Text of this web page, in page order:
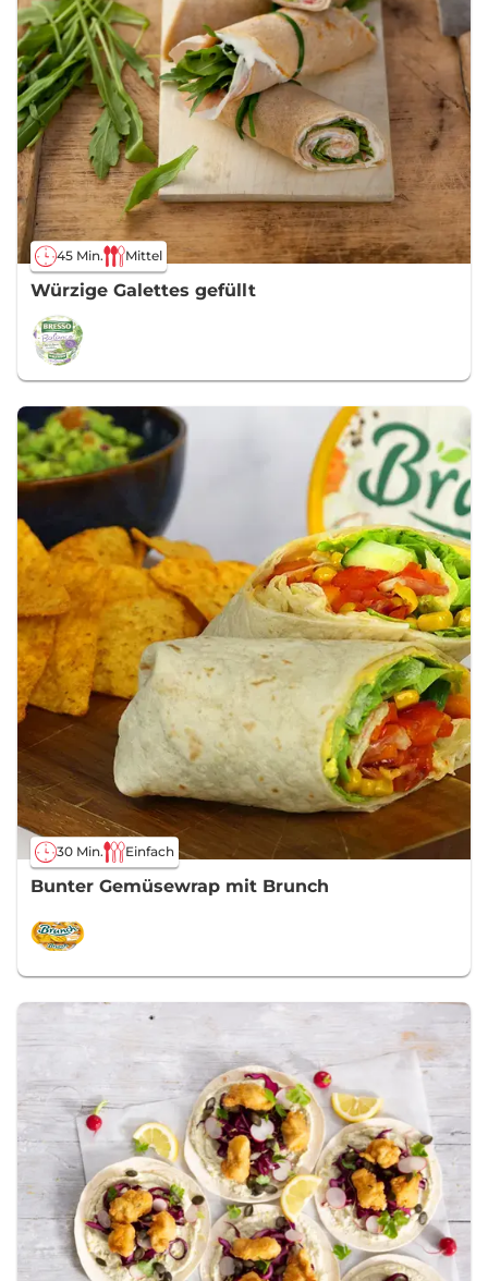
45 Min. Mittel
Würzige Galettes gefüllt
30 Min. Einfach
Bunter Gemüsewrap mit Brunch